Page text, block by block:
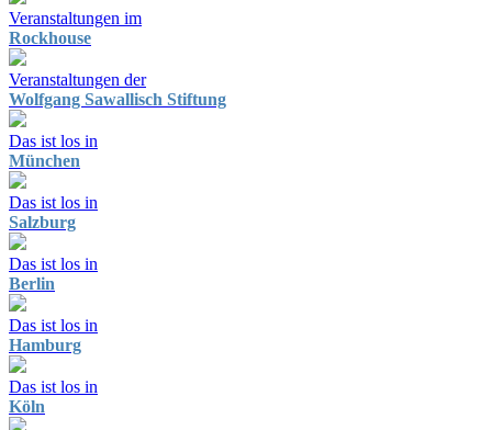
Veranstaltungen im
Rockhouse
Veranstaltungen der
Wolfgang Sawallisch Stiftung
Das ist los in
München
Das ist los in
Salzburg
Das ist los in
Berlin
Das ist los in
Hamburg
Das ist los in
Köln